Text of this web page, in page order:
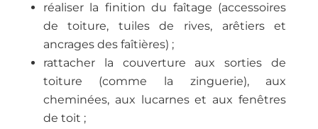
réaliser la finition du faîtage (accessoires
de toiture, tuiles de rives, arêtiers et
ancrages des faîtières) ;
rattacher la couverture aux sorties de
toiture (comme la zinguerie), aux
cheminées, aux lucarnes et aux fenêtres
de toit ;